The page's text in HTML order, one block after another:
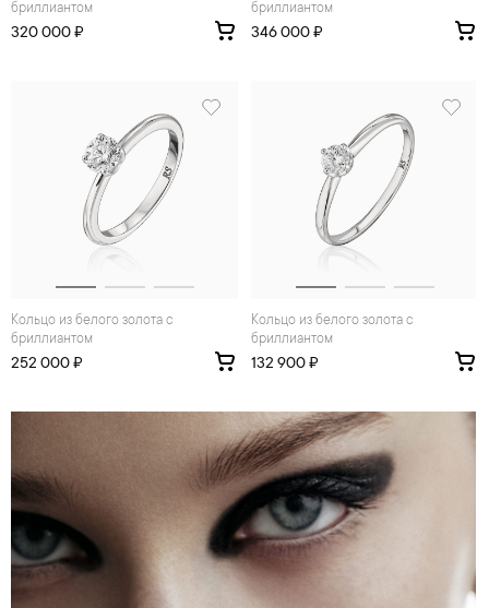
бриллиантом
320 000 ₽
бриллиантом
346 000 ₽
Кольцо из белого золота с
бриллиантом
252 000 ₽
Кольцо из белого золота с
бриллиантом
132 900 ₽